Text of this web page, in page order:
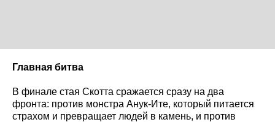
Главная битва
В финале стая Скотта сражается сразу на два
фронта: против монстра Анук-Ите, который питается
страхом и превращает людей в камень, и против